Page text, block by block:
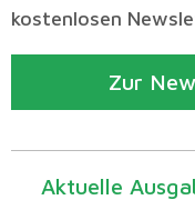
kostenlosen
Zur
Aktuelle